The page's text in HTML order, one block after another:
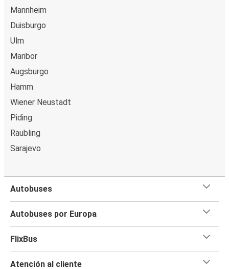
Mannheim
Duisburgo
Ulm
Maribor
Augsburgo
Hamm
Wiener Neustadt
Piding
Raubling
Sarajevo
Autobuses
Autobuses por Europa
FlixBus
Atención al cliente